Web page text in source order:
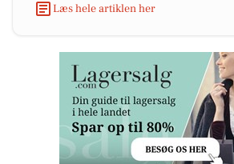
Læs hele artiklen her